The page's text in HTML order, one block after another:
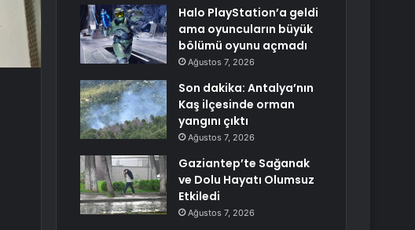
Halo PlayStation’a geldi
ama oyuncuların büyük
bölümü oyunu açmadı
Ağustos 7, 2026
Son dakika: Antalya’nın
Kaş ilçesinde orman
yangını çıktı
Ağustos 7, 2026
Gaziantep’te Sağanak
ve Dolu Hayatı Olumsuz
Etkiledi
Ağustos 7, 2026